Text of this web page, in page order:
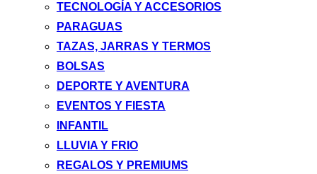
TECNOLOGÍA Y ACCESORIOS
PARAGUAS
TAZAS, JARRAS Y TERMOS
BOLSAS
DEPORTE Y AVENTURA
EVENTOS Y FIESTA
INFANTIL
LLUVIA Y FRIO
REGALOS Y PREMIUMS